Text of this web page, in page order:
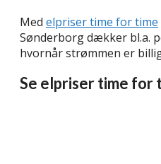
Med elpriser time for time
Sønderborg dækker bl.a.
hvornår strømmen er
Se elpriser time for